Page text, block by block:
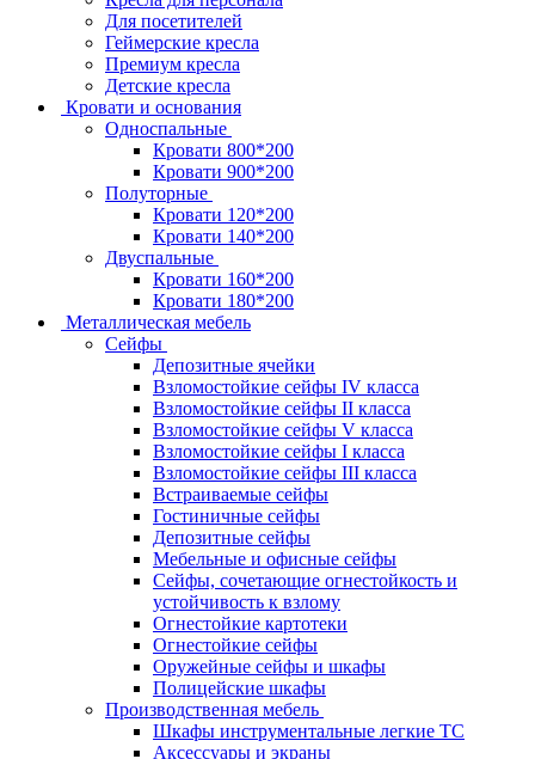
Для посетителей
Геймерские кресла
Премиум кресла
Детские кресла
Кровати и основания
Односпальные
Кровати 800*200
Кровати 900*200
Полуторные
Кровати 120*200
Кровати 140*200
Двуспальные
Кровати 160*200
Кровати 180*200
Металлическая мебель
Сейфы
Депозитные ячейки
Взломостойкие сейфы IV класса
Взломостойкие сейфы II класса
Взломостойкие сейфы V класса
Взломостойкие сейфы I класса
Взломостойкие сейфы III класса
Встраиваемые сейфы
Гостиничные сейфы
Депозитные сейфы
Мебельные и офисные сейфы
Сейфы, сочетающие огнестойкость и
устойчивость к взлому
Огнестойкие картотеки
Огнестойкие сейфы
Оружейные сейфы и шкафы
Полицейские шкафы
Производственная мебель
Шкафы инструментальные легкие ТС
Аксессуары и экраны